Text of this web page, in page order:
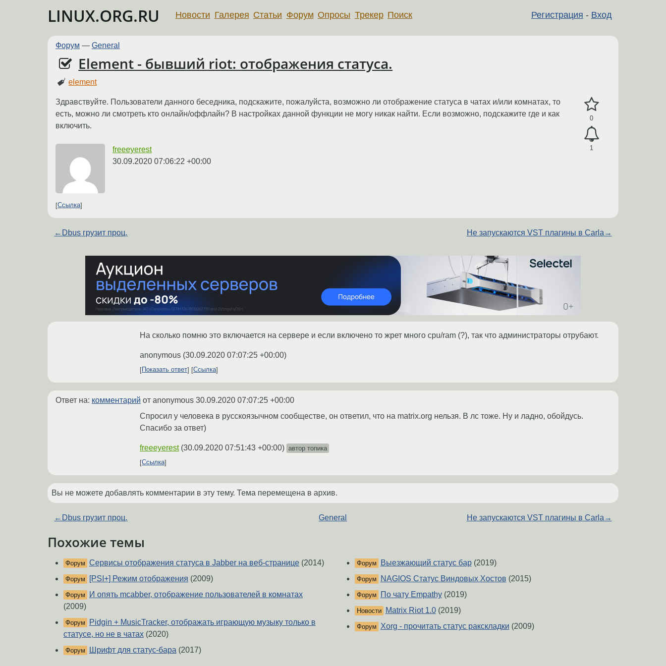
LINUX.ORG.RU Регистрация - Вход
Новости Галерея Статьи Форум Опросы Трекер Поиск
Форум — General
Element - бывший riot: отображения статуса.
element
0
1
Здравствуйте. Пользователи данного беседника, подскажите, пожалуйста, возможно ли отображение статуса в чатах и/или комнатах, то
есть, можно ли смотреть кто онлайн/оффлайн? В настройках данной функции не могу никак найти. Если возможно, подскажите где и как
включить.
freeeyerest
30.09.2020 07:06:22 +00:00
Ссылка
← Dbus грузит проц. Не запускаются VST плагины в Carla →
На сколько помню это включается на сервере и если включено то жрет много cpu/ram (?), так что администраторы отрубают.
anonymous (30.09.2020 07:07:25 +00:00)
Показать ответ Ссылка
Ответ на: комментарий от anonymous 30.09.2020 07:07:25 +00:00
Спросил у человека в русскоязычном сообществе, он ответил, что на matrix.org нельзя. В лс тоже. Ну и ладно, обойдусь.
Спасибо за ответ)
freeeyerest (30.09.2020 07:51:43 +00:00) автор топика
Ссылка
Вы не можете добавлять комментарии в эту тему. Тема перемещена в архив.
← Dbus грузит проц. General Не запускаются VST плагины в Carla →
Похожие темы
Форум Сервисы отображения статуса в Jabber на веб-странице (2014)
Форум [PSI+] Режим отображения (2009)
Форум
И опять mcabber, отображение пользователей в комнатах
(2009)
Форум
Pidgin + MusicTracker, отображать играющую музыку только в
статусе, но не в чатах (2020)
Форум Шрифт для статус-бара (2017)
Форум Выезжающий статус бар(2019)
Форум NAGIOS Статус Виндовых Хостов (2015)
Форум По чату Empathy(2019)
Новости Matrix Riot 1.0(2019)
Форум Xorg - прочитать статус ракскладки (2009)